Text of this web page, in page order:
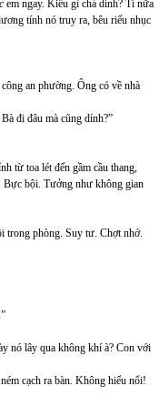
em ngay. Kiểu gì chả dính? Tí nữa
tính nó truy ra, bêu riếu nhục
an phường. Ông có về nhà
đi đâu mà cũng dính?”
từ toa lét đến gầm cầu thang,
Bực bội. Tưởng như không gian
phòng. Suy tư. Chợt nhớ.
nó lây qua không khí à? Con với
cạch ra bàn. Không hiểu nổi!